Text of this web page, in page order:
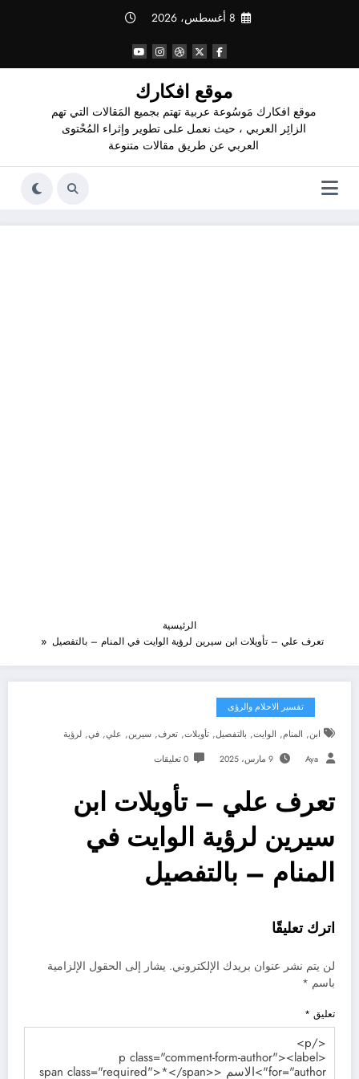
8 أغسطس، 2026
موقع افكارك
موقع افكارك مَوسُوعة عربية تهتم بجميع المَقالات التي تهم
الزائِر العربي ، حيث نعمل على تطوير وإثراء المُحْتوى
العربي عن طريق مقالات متنوعة
الرئيسية
تعرف علي – تأويلات ابن سيرين لرؤية الوايت في المنام – بالتفصيل
تفسير الاحلام والرؤى
ابن, المنام, الوايت, بالتفصيل, تأويلات, تعرف, سيرين, علي, في, لرؤية
Aya 9 مارس، 2025 0 تعليقات
تعرف علي – تأويلات ابن
سيرين لرؤية الوايت في
المنام – بالتفصيل
اترك تعليقًا
لن يتم نشر عنوان بريدك الإلكتروني. يشار إلى الحقول الإلزامية
باسم *
تعليق *